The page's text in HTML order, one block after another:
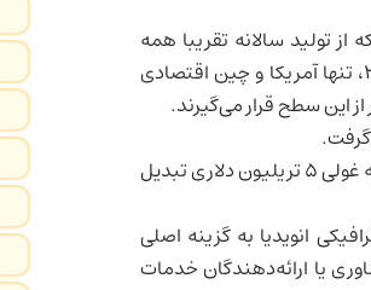
و به سطحی رسید که از تولید سالانه تقریبا همه
چیناقتصادی
از این سطح قرار می‌گیرند.
این رشد ناگهانی نبوده است. انویدیا طی چند سال گذشته از شرکتی با ارزش ۱ تریلیون دلار به غولی ۵ تریلیون دلاری تبدیل
انویدیا به گزینه اصلی
یا ارائه‌دهندگان خدمات